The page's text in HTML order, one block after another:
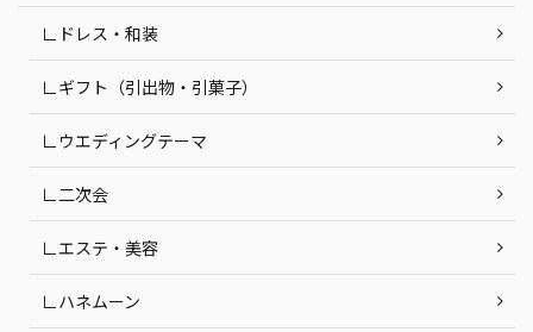
∟ドレス・和装
∟ギフト（引出物・引菓子）
∟ウエディングテーマ
∟二次会
∟エステ・美容
∟ハネムーン